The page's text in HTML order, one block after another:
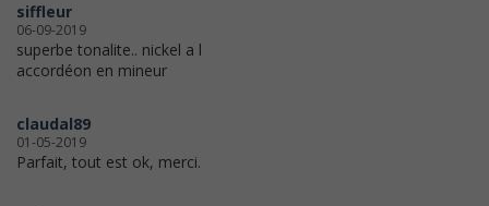
siffleur
06-09-2019
superbe tonalite.. nickel a l
accordéon en mineur
claudal89
01-05-2019
Parfait, tout est ok, merci.